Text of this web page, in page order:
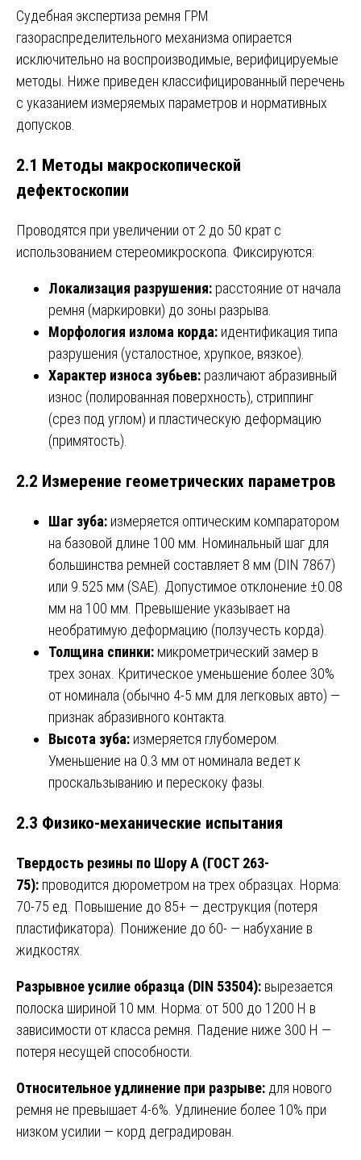
Судебная экспертиза ремня ГРМ
газораспределительного механизма опирается
исключительно на воспроизводимые, верифицируемые
методы. Ниже приведен классифицированный перечень
с указанием измеряемых параметров и нормативных
допусков.
2.1 Методы макроскопической
дефектоскопии
Проводятся при увеличении от 2 до 50 крат с
использованием стереомикроскопа. Фиксируются:
Локализация разрушения: расстояние от начала
ремня (маркировки) до зоны разрыва.
Морфология излома корда: идентификация типа
разрушения (усталостное, хрупкое, вязкое).
Характер износа зубьев: различают абразивный
износ (полированная поверхность), стриппинг
(срез под углом) и пластическую деформацию
(примятость).
2.2 Измерение геометрических параметров
Шаг зуба: измеряется оптическим компаратором
на базовой длине 100 мм. Номинальный шаг для
большинства ремней составляет 8 мм (DIN 7867)
или 9.525 мм (SAE). Допустимое отклонение ±0.08
мм на 100 мм. Превышение указывает на
необратимую деформацию (ползучесть корда).
Толщина спинки: микрометрический замер в
трех зонах. Критическое уменьшение более 30%
от номинала (обычно 4-5 мм для легковых авто) —
признак абразивного контакта.
Высота зуба: измеряется глубомером.
Уменьшение на 0.3 мм от номинала ведет к
проскальзыванию и перескоку фазы.
2.3 Физико-механические испытания
Твердость резины по Шору А (ГОСТ 263-
75): проводится дюрометром на трех образцах. Норма:
70-75 ед. Повышение до 85+ — деструкция (потеря
пластификатора). Понижение до 60- — набухание в
жидкостях.
Разрывное усилие образца (DIN 53504): вырезается
полоска шириной 10 мм. Норма: от 500 до 1200 Н в
зависимости от класса ремня. Падение ниже 300 Н —
потеря несущей способности.
Относительное удлинение при разрыве: для нового
ремня не превышает 4-6%. Удлинение более 10% при
низком усилии — корд деградирован.